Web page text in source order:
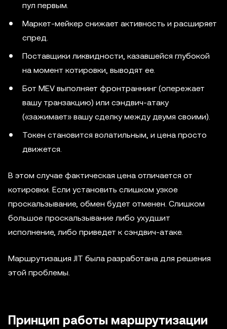
пул первым.
Маркет-мейкер снижает активность и расширяет
спред.
Поставщики ликвидности, казавшейся глубокой
на момент котировки, выводят ее.
Бот MEV выполняет фронтраннинг (опережает
вашу транзакцию) или сэндвич-атаку
(«зажимает» вашу сделку между двумя своими).
Токен становится волатильным, и цена просто
движется.
В этом случае фактическая цена отличается от
котировки. Если установить слишком узкое
проскальзывание, обмен будет отменен. Слишком
большое проскальзывание либо ухудшит
исполнение, либо приведет к сэндвич-атаке.
Маршрутизация JIT была разработана для решения
этой проблемы.
Принцип работы маршрутизации